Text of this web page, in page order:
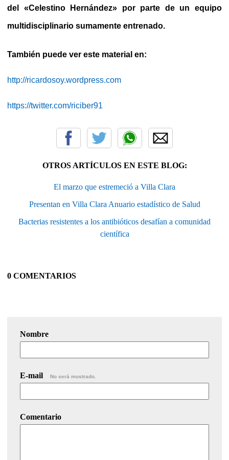
del «Celestino Hernández» por parte de un equipo
multidisciplinario sumamente entrenado.
También puede ver este material en:
http://ricardosoy.wordpress.com
https://twitter.com/riciber91
OTROS ARTÍCULOS EN ESTE BLOG:
El marzo que estremeció a Villa Clara
Presentan en Villa Clara Anuario estadístico de Salud
Bacterias resistentes a los antibióticos desafían a comunidad
científica
0 COMENTARIOS
Nombre
E-mail No será mostrado.
Comentario